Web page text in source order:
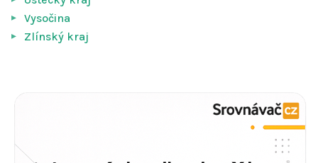
Vysočina
Zlínský kraj